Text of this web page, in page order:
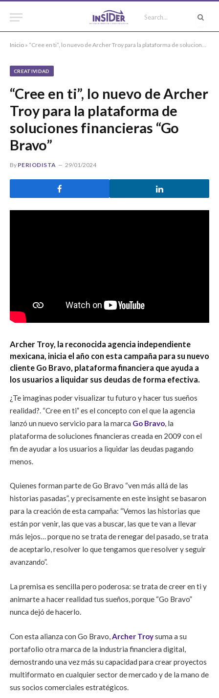
Inicio » “Cree en ti”, lo nuevo de Archer Troy para la plataforma de soluciones financieras “Go Bravo”
CREATIVIDAD
“Cree en ti”, lo nuevo de Archer
Troy para la plataforma de
soluciones financieras “Go
Bravo”
By PERIODISTA 29/01/2024
Archer Troy, la reconocida agencia independiente
mexicana, inicia el año con esta campaña para su nuevo
cliente Go Bravo, plataforma financiera que ayuda a
los usuarios a liquidar sus deudas de forma efectiva.
¿Te imaginas poder visualizar tu futuro y hacer tus sueños
realidad?. “Cree en ti” es el concepto con el que la agencia
lanzó un nuevo servicio para la marca Go Bravo, la
plataforma de soluciones financieras creada en 2009 con el
fin de ayudar a los usuarios a liquidar las deudas pagando
menos.
Quienes forman parte de Go Bravo “ven más allá de las
historias pasadas”, y precisamente en este insight se basaron
para la creación de esta campaña: “Vemos las historias que
están por venir, las que vas a buscar, las que te van a llevar
más lejos… porque no se trata de renegar del pasado, se trata
de aceptarlo, resolver lo que tengamos que resolver y seguir
avanzando”.
La premisa es sencilla pero poderosa: se trata de creer en ti y
animarte a hacer realidad tus sueños, porque “Go Bravo”
nunca dejó de hacerlo.
Con esta alianza con Go Bravo,Archer Troysuma a su
portafolio otra marca de la industria financiera digital,
demostrando una vez más su capacidad para crear proyectos
multiformato en cualquier sector de mercado y de la mano de
sus socios comerciales estratégicos.